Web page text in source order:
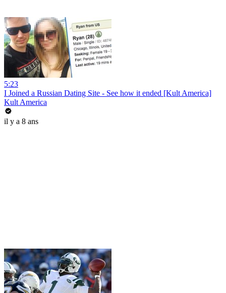
5:23
I Joined a Russian Dating Site - See how it ended [Kult America]
Kult America
il y a 8 ans